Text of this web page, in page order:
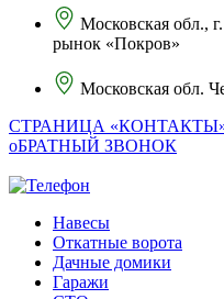
Московская обл.,
рынок «Покров»
Московская обл.
СТРАНИЦА
оБРАТНЫЙ ЗВОНОК
Навесы
Откатные ворота
Дачные домики
Гаражи